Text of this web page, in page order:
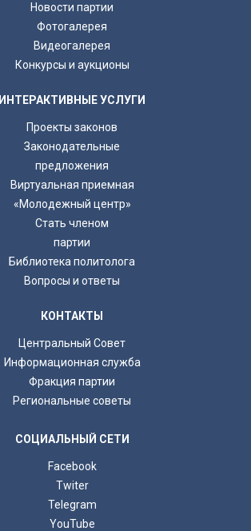
Новости партии
Фотогалерея
Видеогалерея
Конкурсы и аукционы
ИНТЕРАКТИВНЫЕ УСЛУГИ
Проекты законов
Законодательные
предложения
Виртуальная приемная
«Молодежный центр»
Стать членом
партии
Библиотека политолога
Вопросы и ответы
КОНТАКТЫ
Центральный Совет
Информационная служба
Фракция партии
Региональные советы
СОЦИАЛЬНЫЙ СЕТИ
Facebook
Twiter
Telegram
YouTube